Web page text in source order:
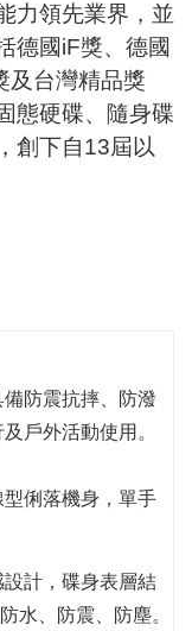
力領先業界，並
德國iF獎、德國
及台灣精品獎
態硬碟、隨身碟
創下自13屆以
防震抗摔、防潑
戶外活動使用。
俐落機身，單手
計，碟身表層結
水、防震、防塵。